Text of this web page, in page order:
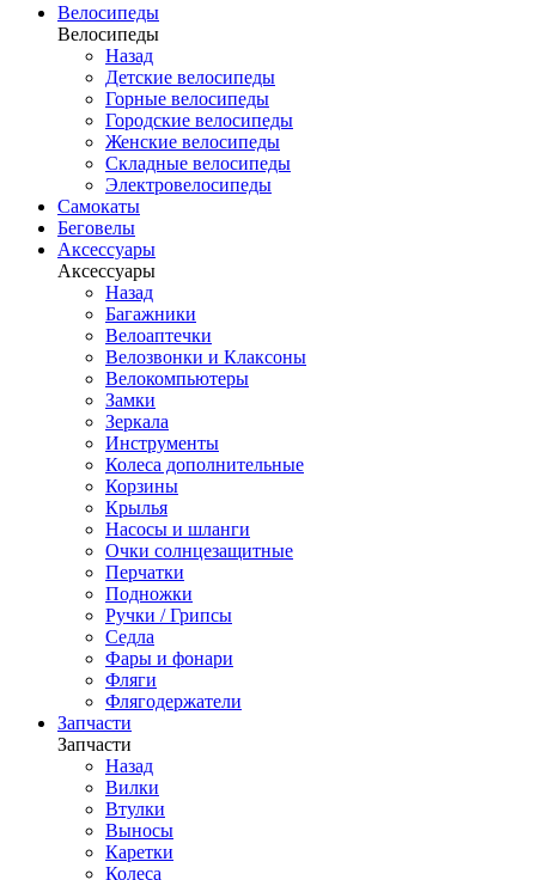
Велосипеды
Велосипеды
Назад
Детские велосипеды
Горные велосипеды
Городские велосипеды
Женские велосипеды
Складные велосипеды
Электровелосипеды
Самокаты
Беговелы
Аксессуары
Аксессуары
Назад
Багажники
Велоаптечки
Велозвонки и Клаксоны
Велокомпьютеры
Замки
Зеркала
Инструменты
Колеса дополнительные
Корзины
Крылья
Насосы и шланги
Очки солнцезащитные
Перчатки
Подножки
Ручки / Грипсы
Седла
Фары и фонари
Фляги
Флягодержатели
Запчасти
Запчасти
Назад
Вилки
Втулки
Выносы
Каретки
Колеса